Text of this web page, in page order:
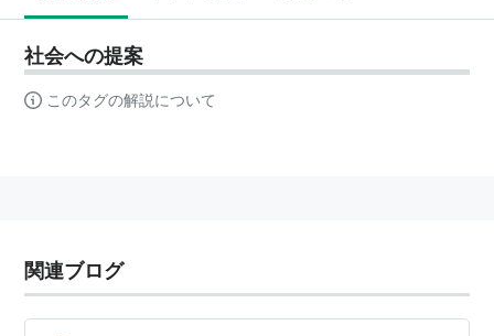
社会への提案
このタグの解説について
関連ブログ